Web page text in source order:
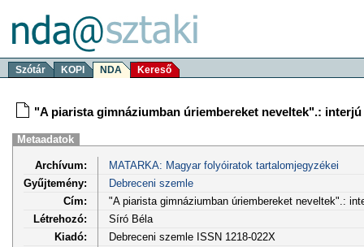
Szótár KOPI NDA Kereső
"A piarista gimnáziumban úriembereket neveltek".:
Metaadatok
Archívum:
MATARKA: Magyar folyóiratok tartalomjegyzékei
Gyűjtemény:
Debreceni szemle
Cím:
"A piarista gimnáziumban úriembereket neveltek".:
Létrehozó:
Síró Béla
Kiadó:
Debreceni szemle ISSN 1218-022X